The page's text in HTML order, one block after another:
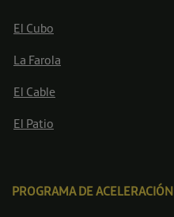
El Cubo
La Farola
El Cable
El Patio
PROGRAMA DE ACELERACIÓN